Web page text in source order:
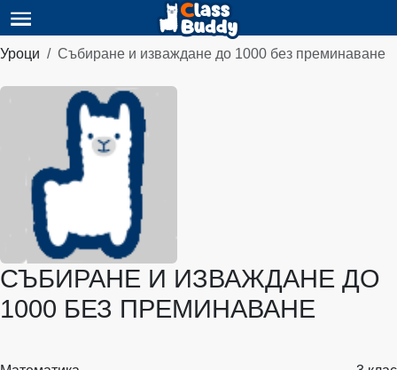
Уроци Събиране и изваждане до 1000 без преминаване
СЪБИРАНЕ И ИЗВАЖДАНЕ ДО
1000 БЕЗ ПРЕМИНАВАНЕ